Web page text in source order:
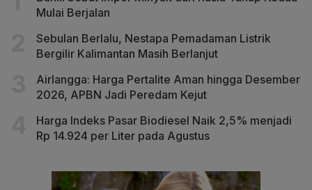
Mulai Berjalan
Sebulan Berlalu, Nestapa Pemadaman Listrik
Bergilir Kalimantan Masih Berlanjut
Airlangga: Harga Pertalite Aman hingga Desember
2026, APBN Jadi Peredam Kejut
Harga Indeks Pasar Biodiesel Naik 2,5% menjadi
Rp 14.924 per Liter pada Agustus